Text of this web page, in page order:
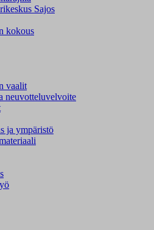
Sajos
kokous
vaalit
neuvotteluvelvoite
ja ympäristö